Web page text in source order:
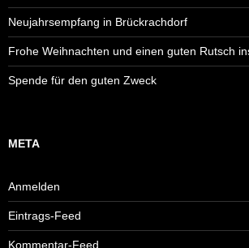
Neujahrsempfang in Brückrachdorf
Frohe Weihnachten und einen guten Rutsch
Spende für den guten Zweck
META
Anmelden
Eintrags-Feed
Kommentar-Feed